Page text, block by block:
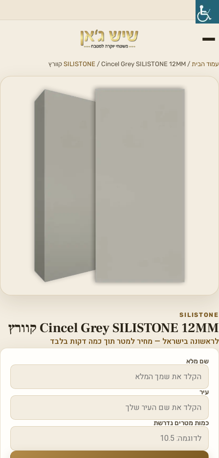
עמוד הבית /
SILISTONE / Cincel Grey SILISTONE 12MM קוורץ
SILISTONE
Cincel Grey SILISTONE 12MM קוורץ
לראשונה בישראל — מחיר למטר תוך כמה דקות בלבד
שם מלא
עיר
כמות מטרים נדרשת